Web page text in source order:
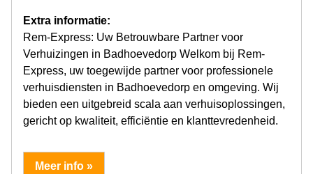
Extra informatie:
Rem-Express: Uw Betrouwbare Partner voor
Verhuizingen in Badhoevedorp Welkom bij Rem-
Express, uw toegewijde partner voor professionele
verhuisdiensten in Badhoevedorp en omgeving. Wij
bieden een uitgebreid scala aan verhuisoplossingen,
gericht op kwaliteit, efficiëntie en klanttevredenheid.
Meer info »